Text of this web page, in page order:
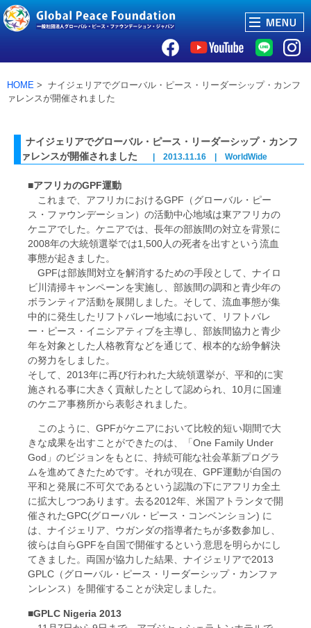
HOME > ナイジェリアでグローバル・ピース・リーダーシップ・カンフ
ァレンスが開催されました
ナイジェリアでグローバル・ピース・リーダーシップ・カンフ
ァレンスが開催されました
| 2013.11.16 | WorldWide
■アフリカのGPF運動
これまで、アフリカにおけるGPF（グローバル・ピー
ス・ファウンデーション）の活動中心地域は東アフリカの
ケニアでした。ケニアでは、長年の部族間の対立を背景に
2008年の大統領選挙では1,500人の死者を出すという流血
事態が起きました。
GPFは部族間対立を解消するための手段として、ナイロ
ビ川清掃キャンペーンを実施し、部族間の調和と青少年の
ボランティア活動を展開しました。そして、流血事態が集
中的に発生したリフトバレー地域において、リフトバレ
ー・ピース・イニシアティブを主導し、部族間協力と青少
年を対象とした人格教育などを通じて、根本的な紛争解決
の努力をしました。
そして、2013年に再び行われた大統領選挙が、平和的に実
施される事に大きく貢献したとして認められ、10月に国連
のケニア事務所から表彰されました。
このように、GPFがケニアにおいて比較的短い期間で大
きな成果を出すことができたのは、「One Family Under
God」のビジョンをもとに、持続可能な社会革新プログラ
ムを進めてきたためです。それが現在、GPF運動が自国の
平和と発展に不可欠であるという認識の下にアフリカ全土
に拡大しつつあります。去る2012年、米国アトランタで開
催されたGPC(グローバル・ピース・コンベンション) に
は、ナイジェリア、ウガンダの指導者たちが多数参加し、
彼らは自らGPFを自国で開催するという意思を明らかにし
てきました。両国が協力した結果、ナイジェリアで2013
GPLC（グローバル・ピース・リーダーシップ・カンファ
ンレンス）を開催することが決定しました。
■GPLC Nigeria 2013